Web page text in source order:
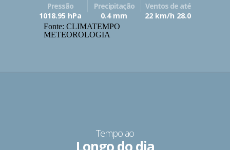
Pressão
1018.95 hPa
Precipitação
0.4 mm
Ventos de até
22 km/h 28.0
Fonte: CLIMATEMPO
METEOROLOGIA
Tempo ao
Longo do dia